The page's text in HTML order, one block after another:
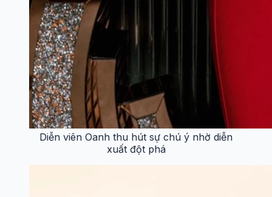
Diễn viên Oanh thu hút sự chú ý nhờ diễn
xuất đột phá